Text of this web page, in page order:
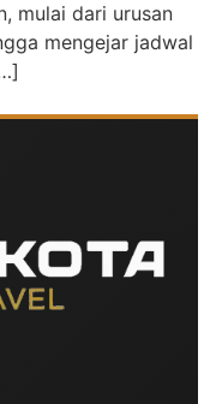
mulai dari urusan
mengejar jadwal